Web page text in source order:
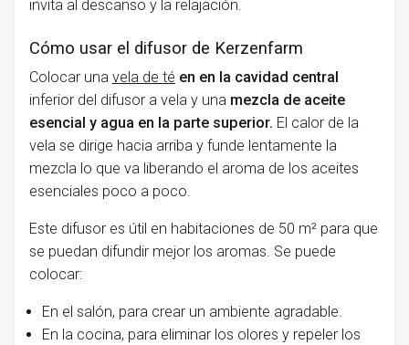
invita al descanso y la relajación.
Cómo usar el difusor de Kerzenfarm
Colocar una vela de té en en la cavidad central
inferior del difusor a vela y unamezcla de aceite
esencial y agua en la parte superior. El calor de la
vela se dirige hacia arriba y funde lentamente la
mezcla lo que va liberando el aroma de los aceites
esenciales poco a poco.
Este difusor es útil en habitaciones de 50 m² para que
se puedan difundir mejor los aromas. Se puede
colocar:
En el salón, para crear un ambiente agradable.
En la cocina, para eliminar los olores y repeler los